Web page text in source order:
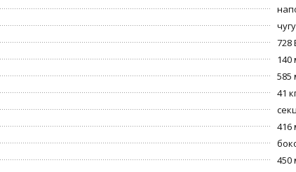
728
140
585
41
416
450